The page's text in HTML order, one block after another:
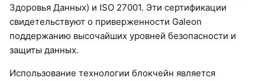
Здоровья Данных) и ISO 27001. Эти сертификации
свидетельствуют о приверженности Galeon
поддержанию высочайших уровней безопасности и
защиты данных.
Использование технологии блокчейн является